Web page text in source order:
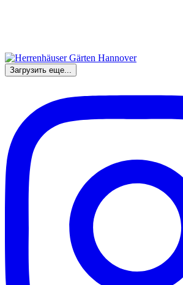
Загрузить еще...